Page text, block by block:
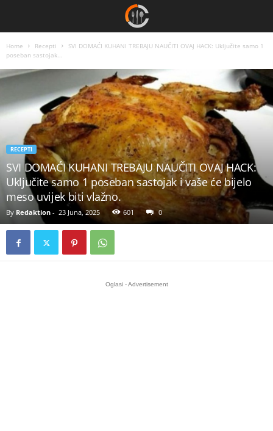
Home Recepti
SVI DOMAĆI KUHANI TREBAJU NAUČITI OVAJ HACK: Uključite samo 1
poseban sastojak...
RECEPTI
SVI DOMAĆI KUHANI TREBAJU NAUČITI OVAJ HACK:
Uključite samo 1 poseban sastojak i vaše će bijelo
meso uvijek biti vlažno.
By Redaktion - 23 Juna, 2025 601 0
Oglasi - Advertisement